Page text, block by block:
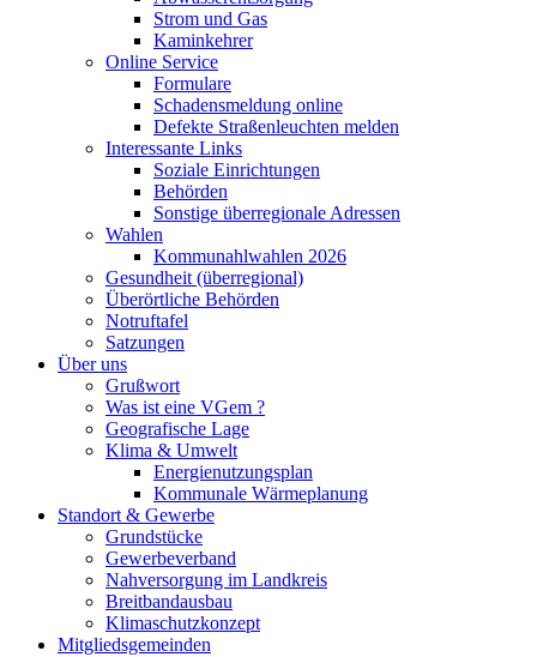
Strom und Gas
Kaminkehrer
Online Service
Formulare
Schadensmeldung online
Defekte Straßenleuchten melden
Interessante Links
Soziale Einrichtungen
Behörden
Sonstige überregionale Adressen
Wahlen
Kommunahlwahlen 2026
Gesundheit (überregional)
Überörtliche Behörden
Notruftafel
Satzungen
Über uns
Grußwort
Was ist eine VGem ?
Geografische Lage
Klima & Umwelt
Energienutzungsplan
Kommunale Wärmeplanung
Standort & Gewerbe
Grundstücke
Gewerbeverband
Nahversorgung im Landkreis
Breitbandausbau
Klimaschutzkonzept
Mitgliedsgemeinden